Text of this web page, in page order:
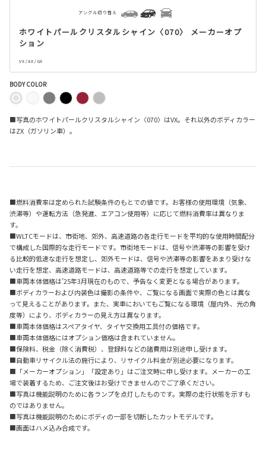
ホワイトパールクリスタルシャイン〈070〉 メーカーオプ
ション
VX / AX / GX
アングル切り替え
BODY COLOR
■写真のホワイトパールクリスタルシャイン〈070〉はVX。それ以外のボディカラー
はZX（ガソリン車）。
■燃料消費率は定められた試験条件のもとでの値です。お客様の使用環境（気象、
渋滞等）や運転方法（急発進、エアコン使用等）に応じて燃料消費率は異なりま
す。
■WLTCモードは、市街地、郊外、高速道路の各走行モードを平均的な使用時間配分
で構成した国際的な走行モードです。市街地モードは、信号や渋滞等の影響を受け
る比較的低速な走行を想定し、郊外モードは、信号や渋滞等の影響をあまり受けな
い走行を想定、高速道路モードは、高速道路等での走行を想定しています。
■車両本体価格は’25年3月現在のもので、予告なく変更となる場合があります。
■ボディカラーおよび内装色は撮影の条件や、ご覧になる画面で実際の色とは異な
って見えることがあります。また、実車においてもご覧になる環境（屋内外、光の角
度等）により、ボディカラーの見え方は異なります。
■車両本体価格はスペアタイヤ、タイヤ交換用工具付の価格です。
■車両本体価格にはオプション価格は含まれていません。
■保険料、税金（除く消費税）、登録料などの諸費用は別途申し受けます。
■自動車リサイクル法の施行により、リサイクル料金が別途必要になります。
■「メーカーオプション」「設定あり」はご注文時に申し受けます。メーカーの工
場で装着するため、ご注文後はお受けできませんのでご了承ください。
■写真は機能説明のために各ランプを点灯したものです。実際の走行状態を示すも
のではありません。
■写真は機能説明のためにボディの一部を切断したカットモデルです。
■画面はハメ込み合成です。